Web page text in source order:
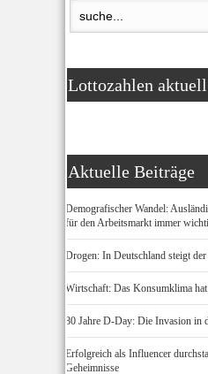
Lottozahlen aktuell
Aktuelle Beiträge
Demografischer Wandel:
für den Arbeitsmarkt immer
Drogen: In Deutschland steigt
Wirtschaft: Das Konsumklima
80 Jahre D-Day: Die Invasion in
Erfolgreich als Influencer
Geheimnisse